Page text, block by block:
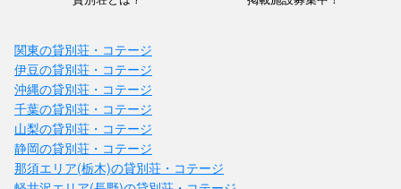
関東の貸別荘・コテージ
伊豆の貸別荘・コテージ
沖縄の貸別荘・コテージ
千葉の貸別荘・コテージ
山梨の貸別荘・コテージ
静岡の貸別荘・コテージ
那須エリア(栃木)の貸別荘・コテージ